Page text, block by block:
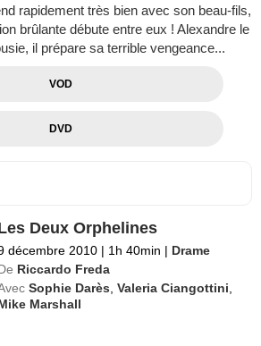
rapidement très bien avec son beau-fils,
brûlante débute entre eux ! Alexandre le
il prépare sa terrible vengeance...
VOD
DVD
Deux Orphelines
décembre 2010 | 1h 40min | Drame
Riccardo Freda
Sophie Darès ,Valeria Ciangottini
Marshall